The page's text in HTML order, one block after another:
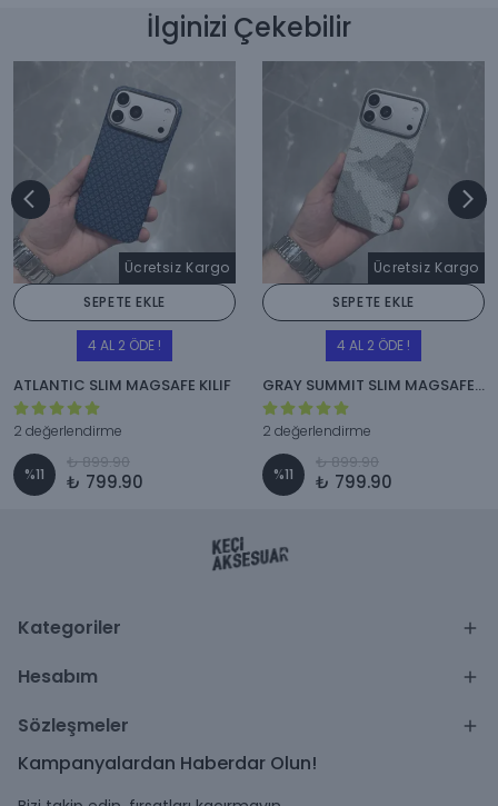
İlginizi Çekebilir
Ücretsiz Kargo
SEPETE EKLE
4 AL 2 ÖDE !
ATLANTIC SLIM MAGSAFE KILIF
2 değerlendirme
%11
₺ 899.90
₺ 799.90
Ücretsiz Kargo
SEPETE EKLE
4 AL 2 ÖDE !
GRAY SUMMIT SLIM MAGSAFE KILIF
2 değerlendirme
%11
₺ 899.90
₺ 799.90
Kategoriler
Hesabım
Sözleşmeler
Kampanyalardan Haberdar Olun!